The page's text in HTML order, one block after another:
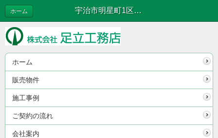
宇治市明星町1区画 販売終了いたしました。 | お知らせ
ホーム
ホーム
販売物件
施工事例
ご契約の流れ
会社案内